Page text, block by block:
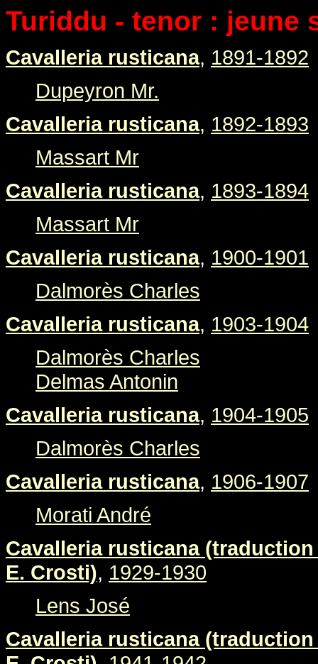
Turiddu - tenor : jeune
Cavalleria rusticana, 1891-1892
Dupeyron Mr.
Cavalleria rusticana, 1892-1893
Massart Mr
Cavalleria rusticana, 1893-1894
Massart Mr
Cavalleria rusticana, 1900-1901
Dalmorès Charles
Cavalleria rusticana, 1903-1904
Dalmorès Charles
Delmas Antonin
Cavalleria rusticana, 1904-1905
Dalmorès Charles
Cavalleria rusticana, 1906-1907
Morati André
Cavalleria rusticana
E. Crosti), 1929-1930
Lens José
Cavalleria rusticana